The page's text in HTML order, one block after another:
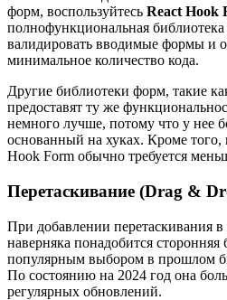
форм, воспользуйтесь React Hook
полнофункциональная
валидировать вводимые формы и
минимальное количество кода.
Другие библиотеки форм, такие
предоставят ту же
немного лучше, потому что у нее
основанный на хуках. Кроме того,
Hook Form обычно требуется
Перетаскивание (Drag &
При добавлении перетаскивания
наверняка понадобится
популярным выбором в прошлом
По состоянию на 2024 год она
регулярных обновлений.